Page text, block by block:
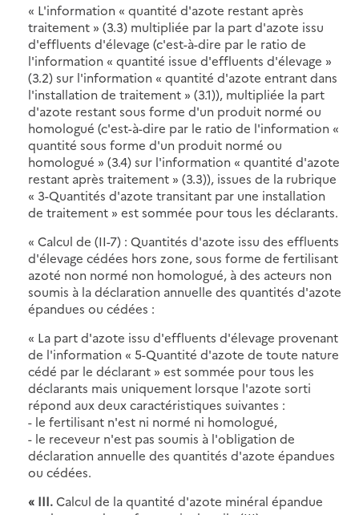
« L'information « quantité d'azote restant après
traitement » (3.3) multipliée par la part d'azote issu
d'effluents d'élevage (c'est-à-dire par le ratio de
l'information « quantité issue d'effluents d'élevage »
(3.2) sur l'information « quantité d'azote entrant dans
l'installation de traitement » (3.1)), multipliée la part
d'azote restant sous forme d'un produit normé ou
homologué (c'est-à-dire par le ratio de l'information «
quantité sous forme d'un produit normé ou
homologué » (3.4) sur l'information « quantité d'azote
restant après traitement » (3.3)), issues de la rubrique
« 3-Quantités d'azote transitant par une installation
de traitement » est sommée pour tous les déclarants.
« Calcul de (II-7) : Quantités d'azote issu des effluents
d'élevage cédées hors zone, sous forme de fertilisant
azoté non normé non homologué, à des acteurs non
soumis à la déclaration annuelle des quantités d'azote
épandues ou cédées :
« La part d'azote issu d'effluents d'élevage provenant
de l'information « 5-Quantité d'azote de toute nature
cédé par le déclarant » est sommée pour tous les
déclarants mais uniquement lorsque l'azote sorti
répond aux deux caractéristiques suivantes :
- le fertilisant n'est ni normé ni homologué,
- le receveur n'est pas soumis à l'obligation de
déclaration annuelle des quantités d'azote épandues
ou cédées.
« III.Calcul de la quantité d'azote minéral épandue